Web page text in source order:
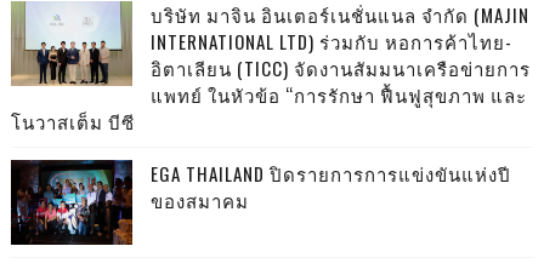
บริษัท มาจิน อินเตอร์เนชั่นแนล จำกัด (MAJIN
INTERNATIONAL LTD) ร่วมกับ หอการค้าไทย-
อิตาเลียน (TICC) จัดงานสัมมนาเครือข่ายการ
แพทย์ ในหัวข้อ “การรักษา ฟื้นฟูสุขภาพ และ
โนวาสเต็ม บีซี
EGA THAILAND ปิดรายการการแข่งขันแห่งปี
ของสมาคม